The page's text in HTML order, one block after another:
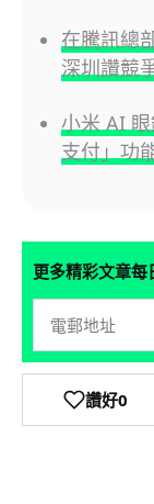
在騰訊總
深圳讚競
小米 AI
支付」功
更多精彩文章
讚好0